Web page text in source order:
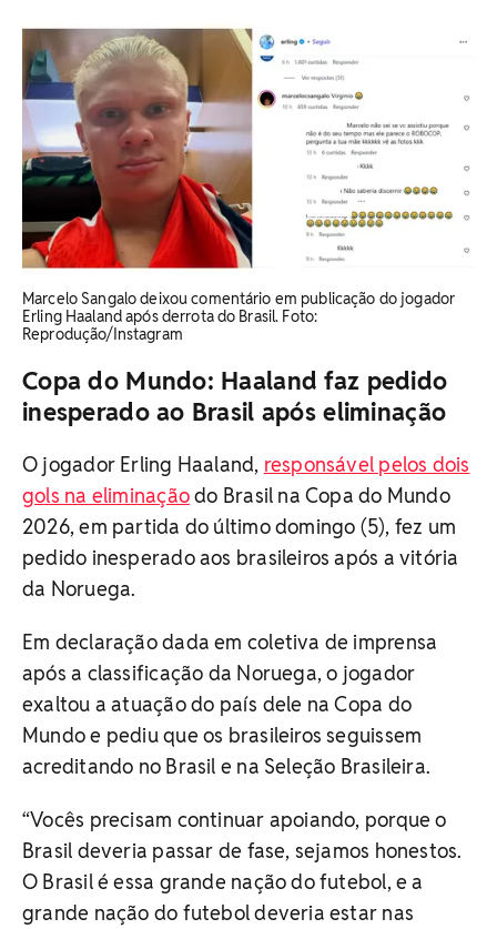
Marcelo Sangalo deixou comentário em publicação do jogador
Erling Haaland após derrota do Brasil. Foto:
Reprodução/Instagram
Copa do Mundo: Haaland faz pedido
inesperado ao Brasil após eliminação
O jogador Erling Haaland, responsável pelos dois
gols na eliminaçãodo Brasil na Copa do Mundo
2026, em partida do último domingo (5), fez um
pedido inesperado aos brasileiros após a vitória
da Noruega.
Em declaração dada em coletiva de imprensa
após a classificação da Noruega, o jogador
exaltou a atuação do país dele na Copa do
Mundo e pediu que os brasileiros seguissem
acreditando no Brasil e na Seleção Brasileira.
“Vocês precisam continuar apoiando, porque o
Brasil deveria passar de fase, sejamos honestos.
O Brasil é essa grande nação do futebol, e a
grande nação do futebol deveria estar nas